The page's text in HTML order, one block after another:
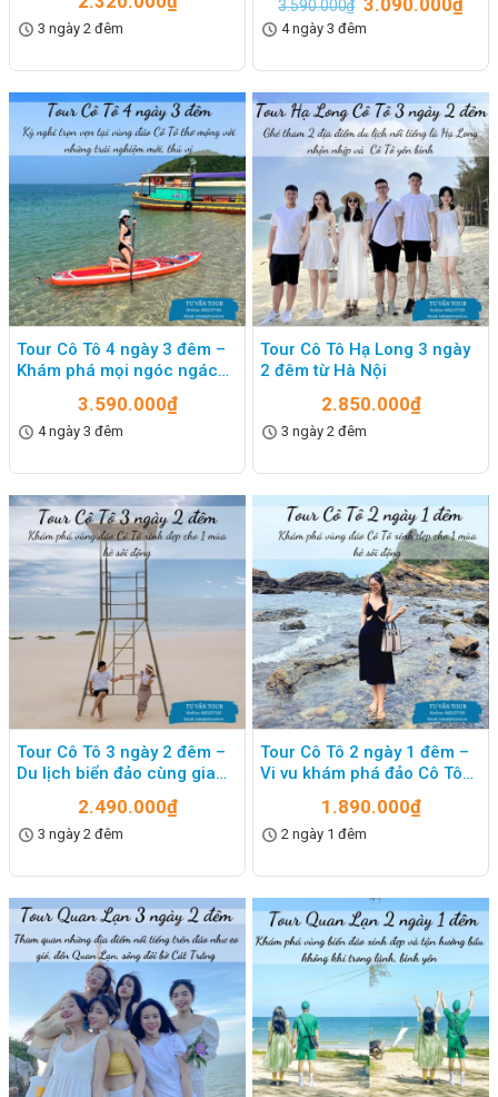
3 ngày 2 đêm
3.590.000₫ 3.090.000₫
4 ngày 3 đêm
Tour Cô Tô 4 ngày 3 đêm –
Khám phá mọi ngóc ngách
3.590.000₫
4 ngày 3 đêm
Tour Cô Tô Hạ Long 3 ngày
2 đêm từ Hà Nội
2.850.000₫
3 ngày 2 đêm
Tour Cô Tô 3 ngày 2 đêm –
Du lịch biển đảo cùng gia
2.490.000₫
3 ngày 2 đêm
Tour Cô Tô 2 ngày 1 đêm –
Vi vu khám phá đảo Cô Tô
1.890.000₫
2 ngày 1 đêm